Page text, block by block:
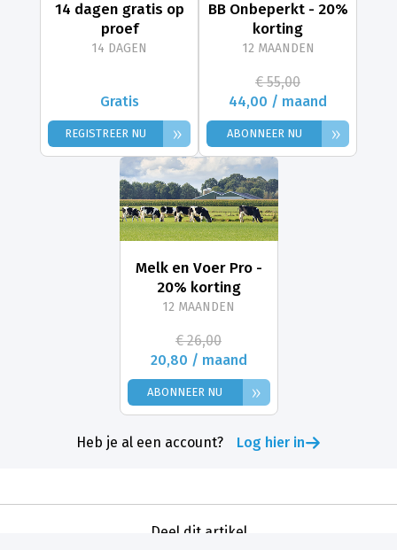
14 dagen gratis op
proef
14 DAGEN
Gratis
REGISTREER NU »
BB Onbeperkt - 20%
korting
12 MAANDEN
€ 55,00
44,00 / maand
ABONNEER NU »
Melk en Voer Pro -
20% korting
12 MAANDEN
€ 26,00
20,80 / maand
ABONNEER NU »
Heb je al een account? Log hier in
Deel dit artikel